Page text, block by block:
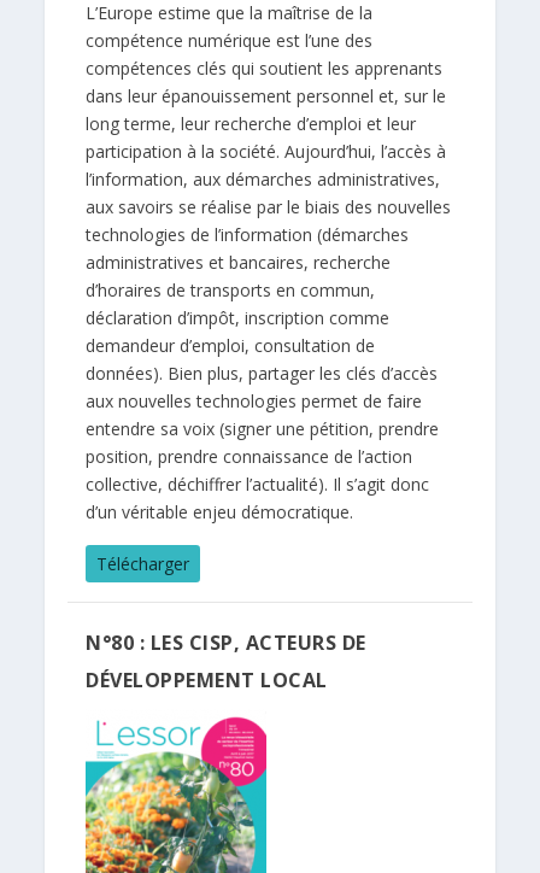
L’Europe estime que la maîtrise de la
compétence numérique est l’une des
compétences clés qui soutient les apprenants
dans leur épanouissement personnel et, sur le
long terme, leur recherche d’emploi et leur
participation à la société. Aujourd’hui, l’accès à
l’information, aux démarches administratives,
aux savoirs se réalise par le biais des nouvelles
technologies de l’information (démarches
administratives et bancaires, recherche
d’horaires de transports en commun,
déclaration d’impôt, inscription comme
demandeur d’emploi, consultation de
données). Bien plus, partager les clés d’accès
aux nouvelles technologies permet de faire
entendre sa voix (signer une pétition, prendre
position, prendre connaissance de l’action
collective, déchiffrer l’actualité). Il s’agit donc
d’un véritable enjeu démocratique.
Télécharger
N°80 : LES CISP, ACTEURS DE
DÉVELOPPEMENT LOCAL